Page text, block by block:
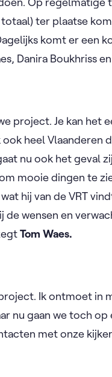
ter plaatse
komt er een
Danira Boukhriss
project. Je kan het
ook heel
nu ook het geval
mooie dingen te
hij van de VRT
de wensen en
Tom Waes.
Ik ontmoet in
nu gaan we toch
met onze